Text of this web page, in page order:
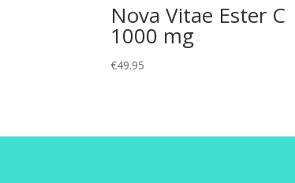
Nova Vitae Ester C
1000 mg
€49.95